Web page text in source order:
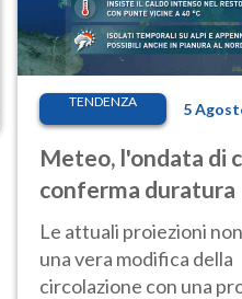
TENDENZA 5
Meteo, l'ondata di
conferma duratura
Le attuali proiezioni
una vera modifica della
circolazione con una